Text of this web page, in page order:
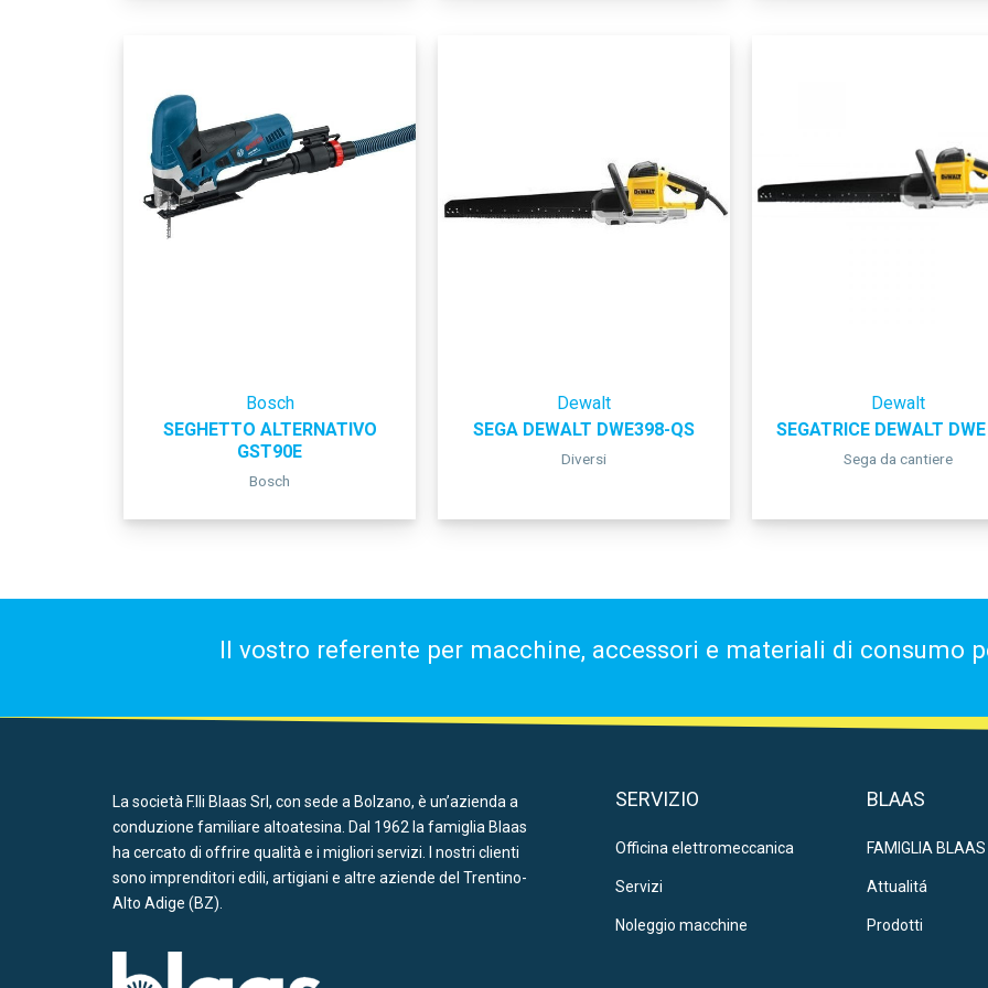
Bosch
SEGHETTO ALTERNATIVO
GST90E
Bosch
Dewalt
SEGA DEWALT DWE398-QS
Diversi
Dewalt
SEGATRICE DEWALT
Sega da cantiere
Il vostro referente per macchine, accessori e materiali di consumo
La società F.lli Blaas Srl, con sede a Bolzano, è un’azienda a
conduzione familiare altoatesina. Dal 1962 la famiglia Blaas
ha cercato di offrire qualità e i migliori servizi. I nostri clienti
sono imprenditori edili, artigiani e altre aziende del Trentino-
Alto Adige (BZ).
SERVIZIO
Officina elettromeccanica
Servizi
Noleggio macchine
BLAAS
FAMIGLIA BLAAS
Attualitá
Prodotti